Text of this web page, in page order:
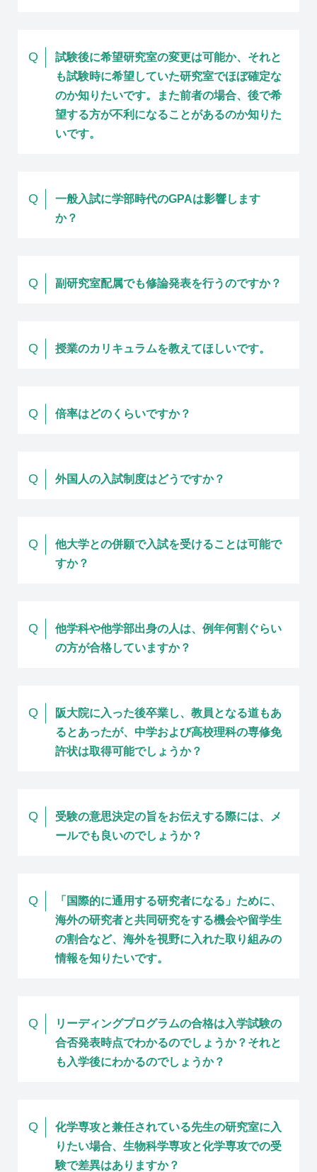
Q
試験後に希望研究室の変更は可能か、それと
も試験時に希望していた研究室でほぼ確定な
のか知りたいです。また前者の場合、後で希
望する方が不利になることがあるのか知りた
いです。
Q
一般入試に学部時代のGPAは影響します
か？
Q 副研究室配属でも修論発表を行うのですか？
Q 授業のカリキュラムを教えてほしいです。
Q 倍率はどのくらいですか？
Q 外国人の入試制度はどうですか？
Q
他大学との併願で入試を受けることは可能で
すか？
Q
他学科や他学部出身の人は、例年何割ぐらい
の方が合格していますか？
Q
阪大院に入った後卒業し、教員となる道もあ
るとあったが、中学および高校理科の専修免
許状は取得可能でしょうか？
Q
受験の意思決定の旨をお伝えする際には、メ
ールでも良いのでしょうか？
Q
「国際的に通用する研究者になる」ために、
海外の研究者と共同研究をする機会や留学生
の割合など、海外を視野に入れた取り組みの
情報を知りたいです。
Q
リーディングプログラムの合格は入学試験の
合否発表時点でわかるのでしょうか？それと
も入学後にわかるのでしょうか？
Q
化学専攻と兼任されている先生の研究室に入
りたい場合、生物科学専攻と化学専攻での受
験で差異はありますか？